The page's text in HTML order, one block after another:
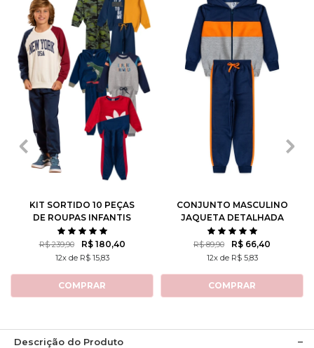
2
8 12
KIT SORTIDO 10 PEÇAS
DE ROUPAS INFANTIS
MASCULINO INVERNO - 5
CASACOS + 5 CALÇAS
R$ 239,90 R$ 180,40
12x de R$ 15,83
COMPRAR
3 4
CONJUNTO MASCULINO
JAQUETA DETALHADA
R$ 89,90 R$ 66,40
12x de R$ 5,83
COMPRAR
Descrição do Produto